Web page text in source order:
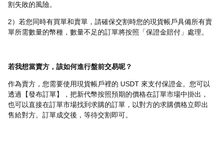
割失敗的風險。
2）若您同時有買單和賣單，請確保交割時您的現貨帳戶具備所有賣
單所需數量的幣種，數量不足的訂單將按照「保證金賠付」處理。
若我想當賣方，該如何進行盤前交易呢？
作為賣方，您需要使用現貨帳戶裡的 USDT 來支付保證金。您可以
透過【發布訂單】，把新代幣按照預期的價格在訂單市場中掛出，
也可以直接在訂單市場找到求購的訂單，以對方的求購價格立即出
售給對方。訂單成交後，等待交割即可。